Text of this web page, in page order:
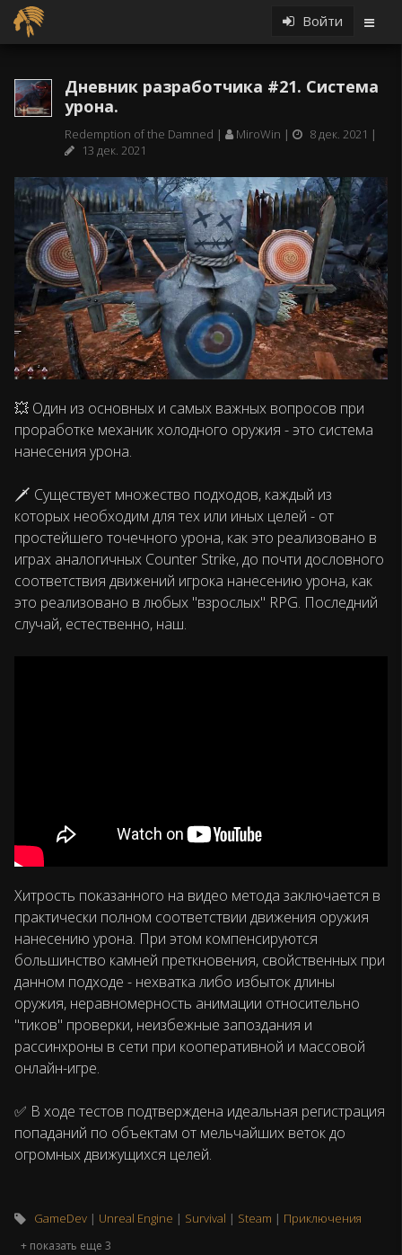
Войти
Дневник разработчика #21. Система
урона.
Redemption of the Damned MiroWin
8 дек. 2021
13 дек. 2021
💥 Один из основных и самых важных вопросов при
проработке механик холодного оружия - это система
нанесения урона.
🗡 Существует множество подходов, каждый из
которых необходим для тех или иных целей - от
простейшего точечного урона, как это реализовано в
играх аналогичных Counter Strike, до почти дословного
соответствия движений игрока нанесению урона, как
это реализовано в любых "взрослых" RPG. Последний
случай, естественно, наш.
Хитрость показанного на видео метода заключается в
практически полном соответствии движения оружия
нанесению урона. При этом компенсируются
большинство камней преткновения, свойственных при
данном подходе - нехватка либо избыток длины
оружия, неравномерность анимации относительно
"тиков" проверки, неизбежные запоздания и
рассинхроны в сети при кооперативной и массовой
онлайн-игре.
✅ В ходе тестов подтверждена идеальная регистрация
попаданий по объектам от мельчайших веток до
огромных движущихся целей.
GameDev Unreal Engine Survival Steam Приключения
+ показать еще 3